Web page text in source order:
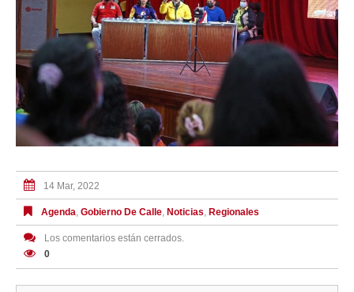
14 Mar, 2022
Agenda Gobierno De Calle, Noticias Regionales
Los comentarios están cerrados.
0